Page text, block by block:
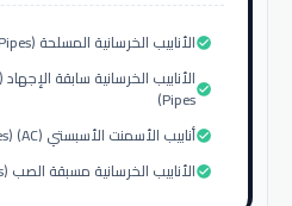
الأنابيب الخرسانية المسلحة (Reinforced Concrete Pipes)check_circle
Pipes)check_circle
أنابيب الأسمنت الأسبستي (AC) (Asbestos-Cement Pipes)check_circle
الأنابيب الخرسانية مسبقة الصب (Precast Concrete Pipes)check_circle